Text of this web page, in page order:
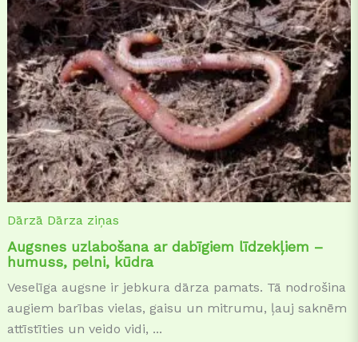
Dārzā Dārza ziņas
Augsnes uzlabošana ar dabīgiem līdzekļiem –
humuss, pelni, kūdra
Veselīga augsne ir jebkura dārza pamats. Tā nodrošina
augiem barības vielas, gaisu un mitrumu, ļauj saknēm
attīstīties un veido vidi, ...